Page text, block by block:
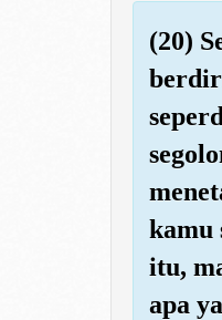
(20)
kamu
itu,
apa